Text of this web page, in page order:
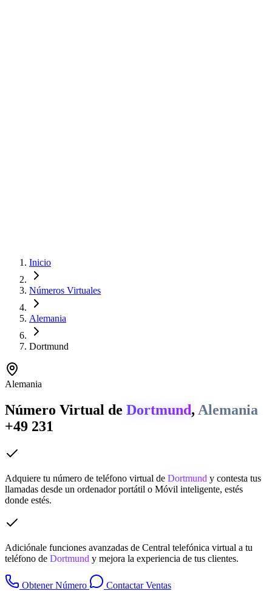
Inicio
Números Virtuales
Alemania
Dortmund
Alemania
Número Virtual de Dortmund, Alemania
+49 231
Adquiere tu número de teléfono virtual de Dortmund y contesta tus
llamadas desde un ordenador portátil o Móvil inteligente, estés
donde estés.
Adiciónale funciones avanzadas de Central telefónica virtual a tu
teléfono de Dortmund y mejora la experiencia de tus clientes.
Obtener Número
Contactar Ventas